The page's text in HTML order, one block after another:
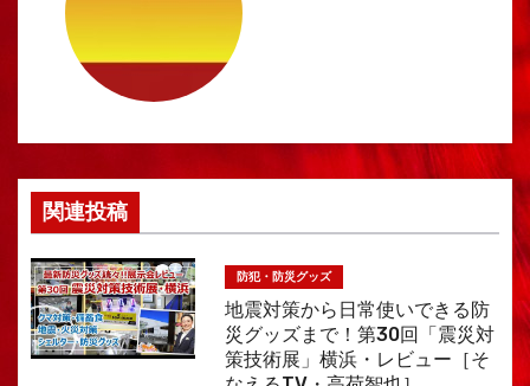
ョ
関連投稿
防犯・防災グッズ
地震対策から日常使いできる防
災グッズまで！第30回「震災対
策技術展」横浜・レビュー［そ